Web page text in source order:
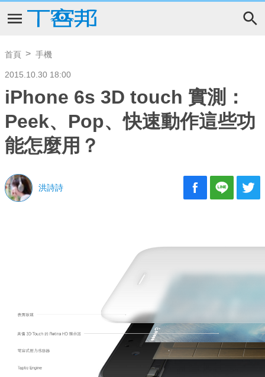
首頁 手機
2015.10.30 18:00
iPhone 6s 3D touch 實測：
Peek、Pop、快速動作這些功
能怎麼用？
洪詩詩